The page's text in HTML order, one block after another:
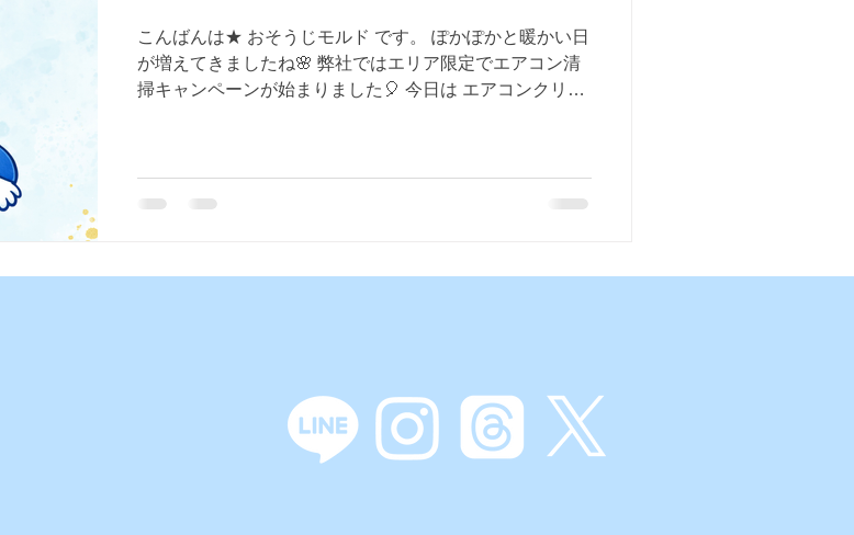
こんばんは★ おそうじモルド です。 ぽかぽかと暖かい日
が増えてきましたね🌸 弊社ではエリア限定でエアコン清
掃キャンペーンが始まりました🎈 今日は エアコンクリー
コンの中は、 ✔ホコリ ✔カビ ✔花粉や汚れ がどんどん蓄
なり電気代アップ ▶咳・くしゃみ・アレルギーの原因に
当てはまったら、 クリーニングのタイミングです✨ 定期
的にお掃除することで ✔空気がキレイに ✔エアコン長持
ち ✔電気代の節約にも◎ 家族が毎日吸う空気だからこ